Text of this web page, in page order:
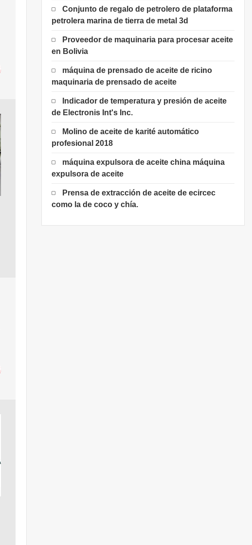
Conjunto de regalo de petrolero de plataforma
petrolera marina de tierra de metal 3d
Proveedor de maquinaria para procesar aceite
en Bolivia
máquina de prensado de aceite de ricino
maquinaria de prensado de aceite
Indicador de temperatura y presión de aceite
de Electronis Int's Inc.
Molino de aceite de karité automático
profesional 2018
máquina expulsora de aceite china máquina
expulsora de aceite
Prensa de extracción de aceite de ecircec
como la de coco y chía.